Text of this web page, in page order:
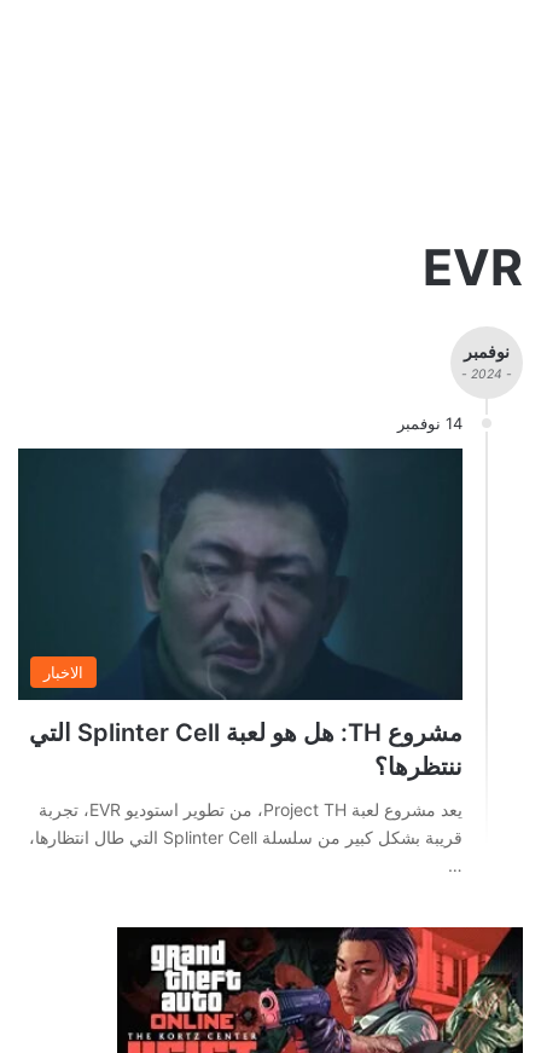
EVR
نوفمبر
- 2024 -
14 نوفمبر
الاخبار
مشروع TH: هل هو لعبة Splinter Cell التي
ننتظرها؟
يعد مشروع لعبة Project TH، من تطوير استوديو EVR، تجربة
قريبة بشكل كبير من سلسلة Splinter Cell التي طال انتظارها،
…